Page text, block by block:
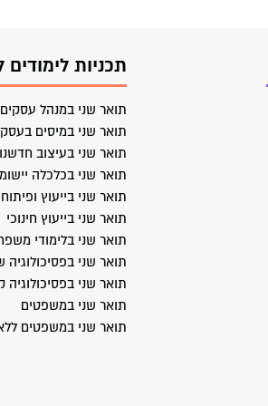
תכניות לימודים
תואר שני במנהל עסקים
תואר שני במיסים
תואר שני בעיצוב
תואר שני בכלכלה
תואר שני בייעוץ ופיתוח
תואר שני בייעוץ חינוכי
תואר שני בלימודי
תואר שני
תואר שני בפסיכולוגיה
תואר שני במשפטים
תואר שני במשפטים